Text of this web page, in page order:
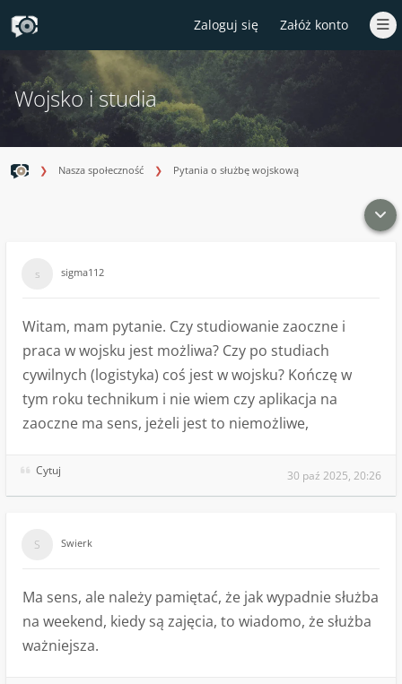
Zaloguj się Załóż konto
Wojsko i studia
Nasza społeczność Pytania o służbę wojskową
sigma112
Witam, mam pytanie. Czy studiowanie zaoczne i
praca w wojsku jest możliwa? Czy po studiach
cywilnych (logistyka) coś jest w wojsku? Kończę w
tym roku technikum i nie wiem czy aplikacja na
zaoczne ma sens, jeżeli jest to niemożliwe,
Cytuj 30 paź 2025, 20:26
Swierk
Ma sens, ale należy pamiętać, że jak wypadnie służba
na weekend, kiedy są zajęcia, to wiadomo, że służba
ważniejsza.